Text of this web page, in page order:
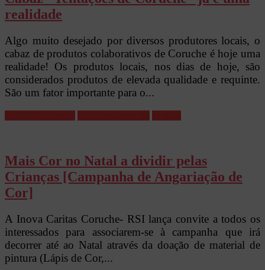
realidade
Algo muito desejado por diversos produtores locais, o
cabaz de produtos colaborativos de Coruche é hoje uma
realidade! Os produtos locais, nos dias de hoje, são
considerados produtos de elevada qualidade e requinte.
São um fator importante para o...
Mais Cor no Natal a dividir pelas
Crianças [Campanha de Angariação de
Cor]
A Inova Caritas Coruche- RSI lança convite a todos os
interessados para associarem-se à campanha que irá
decorrer até ao Natal através da doação de material de
pintura (Lápis de Cor,...